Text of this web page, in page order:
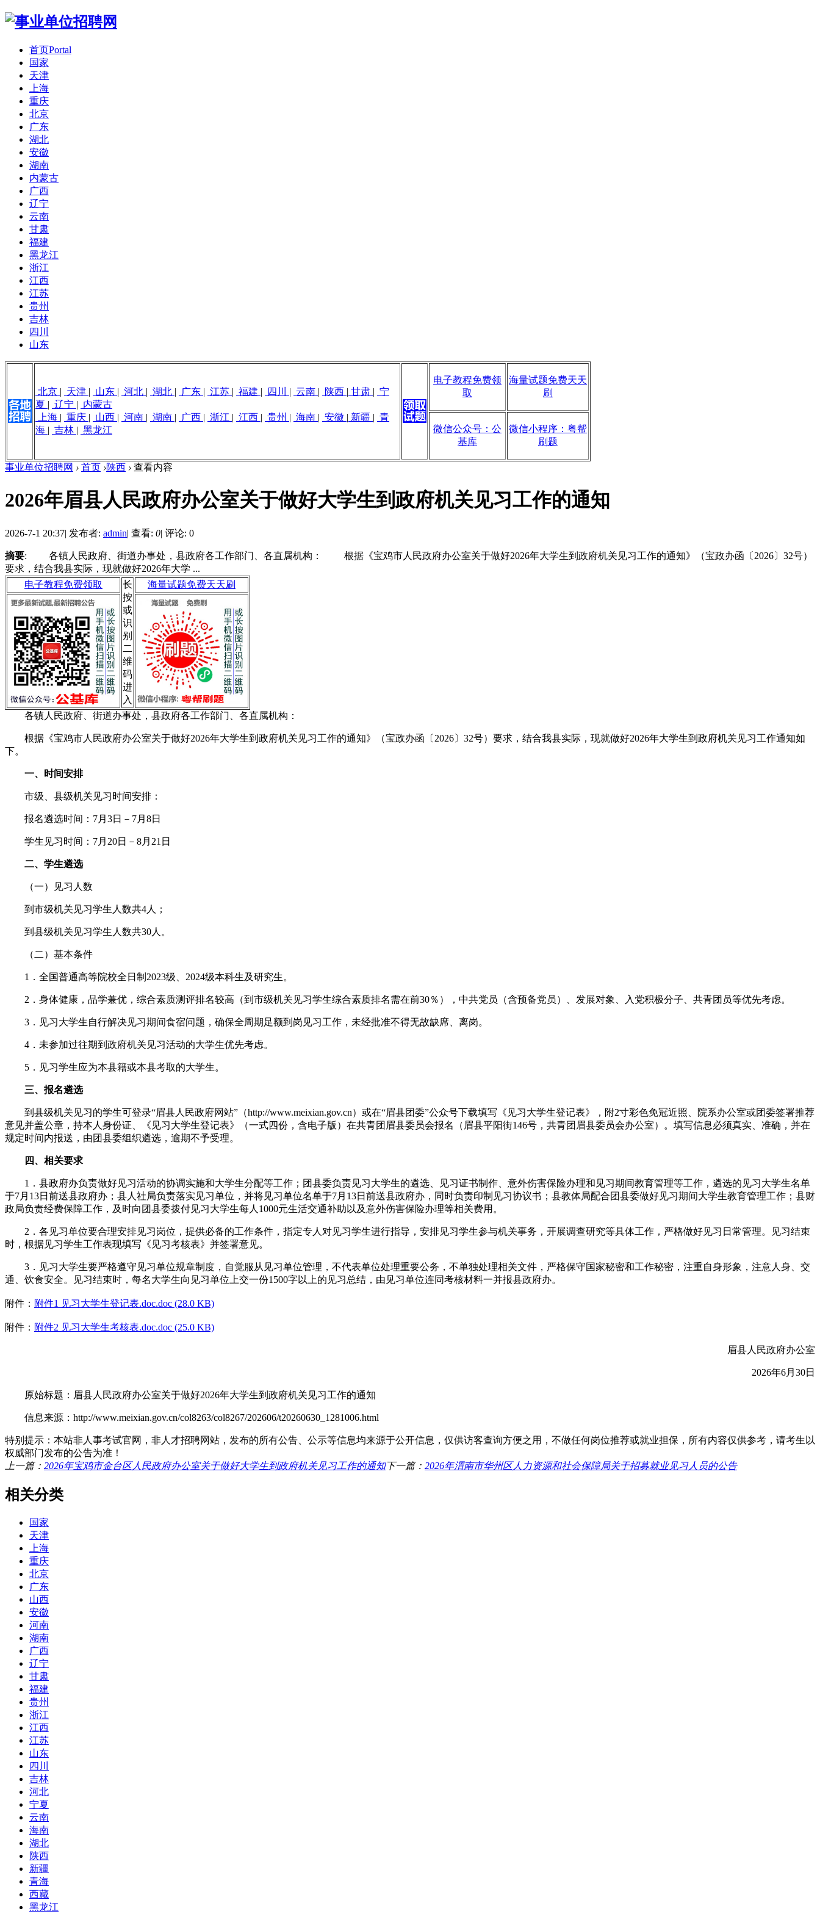
首页Portal
国家
天津
上海
重庆
北京
广东
湖北
安徽
湖南
内蒙古
广西
辽宁
云南
甘肃
福建
黑龙江
浙江
江西
江苏
贵州
吉林
四川
山东
北京 | 天津 | 山东 | 河北 | 湖北 | 广东 | 江苏 | 福建 | 四川 | 云南 | 陕西 | 甘肃 | 宁
夏 | 辽宁 | 内蒙古
上海 | 重庆 | 山西 | 河南 | 湖南 | 广西 | 浙江 | 江西 | 贵州 | 海南 | 安徽 | 新疆 | 青
海 | 吉林 | 黑龙江
电子教程免费领
取
海量试题免费天天
刷
微信公众号：公
基库
微信小程序：粤帮
刷题
事业单位招聘网 › 首页 ›陕西 › 查看内容
2026年眉县人民政府办公室关于做好大学生到政府机关见习工作的通知
2026-7-1 20:37| 发布者: admin| 查看: 0| 评论: 0
摘要: 各镇人民政府、街道办事处，县政府各工作部门、各直属机构： 根据《宝鸡市人民政府办公室关于做好2026年大学生到政府机关见习工作的通知》（宝政办函〔2026〕32号）
要求，结合我县实际，现就做好2026年大学 ...
电子教程免费领取
长
按
或
识
别
二
维
码
进
入
海量试题免费天天刷
各镇人民政府、街道办事处，县政府各工作部门、各直属机构：
根据《宝鸡市人民政府办公室关于做好2026年大学生到政府机关见习工作的通知》（宝政办函〔2026〕32号）要求，结合我县实际，现就做好2026年大学生到政府机关见习工作通知如
下。
一、时间安排
市级、县级机关见习时间安排：
报名遴选时间：7月3日－7月8日
学生见习时间：7月20日－8月21日
二、学生遴选
（一）见习人数
到市级机关见习学生人数共4人；
到县级机关见习学生人数共30人。
（二）基本条件
1．全国普通高等院校全日制2023级、2024级本科生及研究生。
2．身体健康，品学兼优，综合素质测评排名较高（到市级机关见习学生综合素质排名需在前30％），中共党员（含预备党员）、发展对象、入党积极分子、共青团员等优先考虑。
3．见习大学生自行解决见习期间食宿问题，确保全周期足额到岗见习工作，未经批准不得无故缺席、离岗。
4．未参加过往期到政府机关见习活动的大学生优先考虑。
5．见习学生应为本县籍或本县考取的大学生。
三、报名遴选
到县级机关见习的学生可登录“眉县人民政府网站”（http://www.meixian.gov.cn）或在“眉县团委”公众号下载填写《见习大学生登记表》，附2寸彩色免冠近照、院系办公室或团委签署推荐
意见并盖公章，持本人身份证、《见习大学生登记表》（一式四份，含电子版）在共青团眉县委员会报名（眉县平阳街146号，共青团眉县委员会办公室）。填写信息必须真实、准确，并在
规定时间内报送，由团县委组织遴选，逾期不予受理。
四、相关要求
1．县政府办负责做好见习活动的协调实施和大学生分配等工作；团县委负责见习大学生的遴选、见习证书制作、意外伤害保险办理和见习期间教育管理等工作，遴选的见习大学生名单
于7月13日前送县政府办；县人社局负责落实见习单位，并将见习单位名单于7月13日前送县政府办，同时负责印制见习协议书；县教体局配合团县委做好见习期间大学生教育管理工作；县财
政局负责经费保障工作，及时向团县委拨付见习大学生每人1000元生活交通补助以及意外伤害保险办理等相关费用。
2．各见习单位要合理安排见习岗位，提供必备的工作条件，指定专人对见习学生进行指导，安排见习学生参与机关事务，开展调查研究等具体工作，严格做好见习日常管理。见习结束
时，根据见习学生工作表现填写《见习考核表》并签署意见。
3．见习大学生要严格遵守见习单位规章制度，自觉服从见习单位管理，不代表单位处理重要公务，不单独处理相关文件，严格保守国家秘密和工作秘密，注重自身形象，注意人身、交
通、饮食安全。见习结束时，每名大学生向见习单位上交一份1500字以上的见习总结，由见习单位连同考核材料一并报县政府办。
附件： 附件1 见习大学生登记表.doc.doc (28.0 KB)
附件： 附件2 见习大学生考核表.doc.doc (25.0 KB)
眉县人民政府办公室
2026年6月30日
原始标题：眉县人民政府办公室关于做好2026年大学生到政府机关见习工作的通知
信息来源：http://www.meixian.gov.cn/col8263/col8267/202606/t20260630_1281006.html
特别提示：本站非人事考试官网，非人才招聘网站，发布的所有公告、公示等信息均来源于公开信息，仅供访客查询方便之用，不做任何岗位推荐或就业担保，所有内容仅供参考，请考生以
权威部门发布的公告为准！
上一篇： 2026年宝鸡市金台区人民政府办公室关于做好大学生到政府机关见习工作的通知下一篇： 2026年渭南市华州区人力资源和社会保障局关于招募就业见习人员的公告
相关分类
国家
天津
上海
重庆
北京
广东
山西
安徽
河南
湖南
广西
辽宁
甘肃
福建
贵州
浙江
江西
江苏
山东
四川
吉林
河北
宁夏
云南
海南
湖北
陕西
新疆
青海
西藏
黑龙江